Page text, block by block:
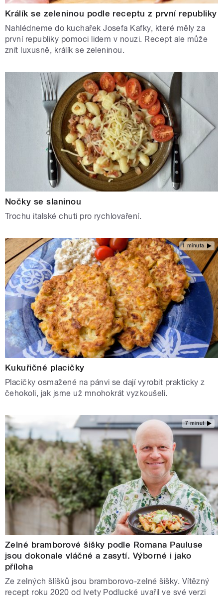
Králík se zeleninou podle receptu z první republiky
Nahlédneme do kuchařek Josefa Kafky, které měly za
první republiky pomoci lidem v nouzi. Recept ale může
znít luxusně, králík se zeleninou.
Nočky se slaninou
Trochu italské chuti pro rychlovaření.
1 minuta
Kukuřičné placičky
Placičky osmažené na pánvi se dají vyrobit prakticky z
čehokoli, jak jsme už mnohokrát vyzkoušeli.
7 minut
Zelné bramborové šišky podle Romana Pauluse
jsou dokonale vláčné a zasytí. Výborné i jako
příloha
Ze zelných šlíšků jsou bramborovo-zelné šišky. Vítězný
recept roku 2020 od Ivety Podlucké uvařil ve své verzi